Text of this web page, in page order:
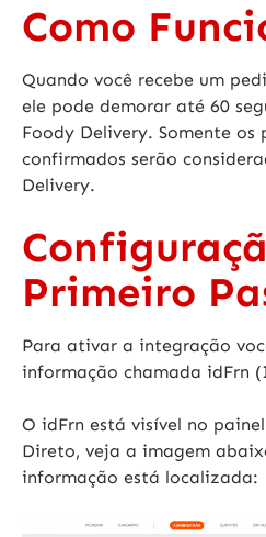
Como
Quando você recebe um
ele pode demorar até 60
Foody Delivery. Somente os
confirmados serão
Delivery.
Primeiro
Para ativar a integração
informação chamada idFrn
O idFrn está visível no
Direto, veja a imagem
informação está localizada: